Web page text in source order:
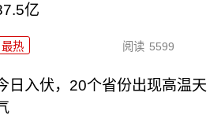
亿
最热 阅读 5599
日入伏，20个省份出现高温天